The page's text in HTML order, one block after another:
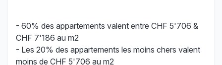
- 60% des appartements valent entre CHF 5'706 &
CHF 7'186 au m2
- Les 20% des appartements les moins chers valent
moins de CHF 5'706 au m2